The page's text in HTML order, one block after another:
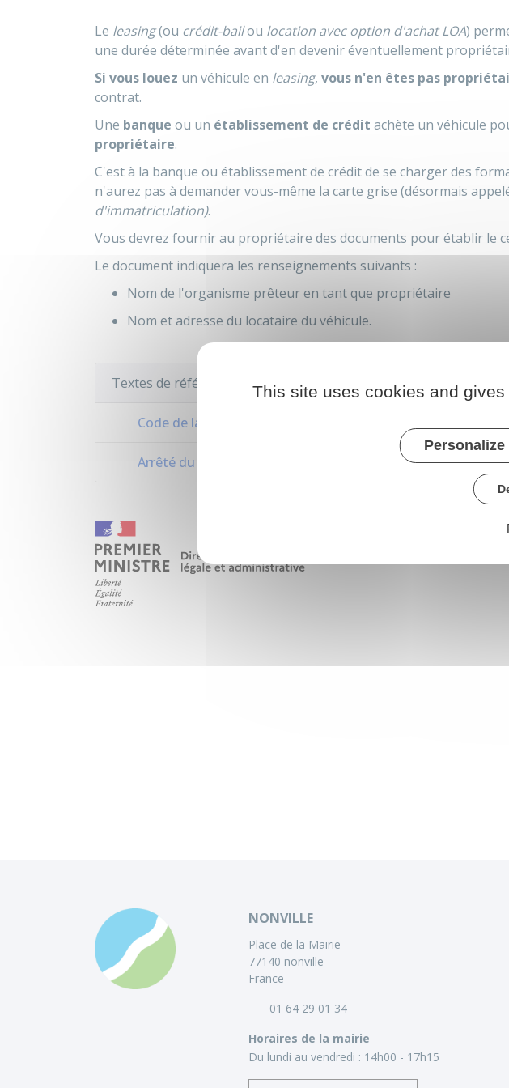
Le leasing(ou crédit-bailou location avec option d'achat LOA)
une durée déterminée avant d'en devenir éventuellement
Si vous louez un véhicule en leasing, vous n'en êtes pas
contrat.
Une banque ou un établissement de crédit achète un véhicule
propriétaire.
C'est à la banque ou établissement de crédit de se charger des
n'aurez pas à demander vous-même la carte grise (désormais
d'immatriculation).
Vous devrez fournir au propriétaire des documents pour établir le
Le document indiquera les renseignements suivants :
Nom de l'organisme prêteur en tant que propriétaire
Nom et adresse du locataire du véhicule.
Textes de référence
Code de la route : articles R322-1 à R322-14
Arrêté du 9 février 2009 relatif aux modalités
NONVILLE
Place de la Mairie
77140 nonville
France
01 64 29 01 34
Horaires de la mairie
Du lundi au vendredi : 14h00 - 17h15
This site uses cookies and
Personalize